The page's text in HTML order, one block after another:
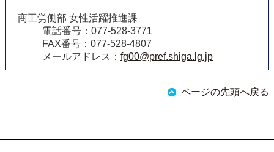
商工労働部 女性活躍推進課
電話番号：077-528-3771
FAX番号：077-528-4807
メールアドレス： fg00@pref.shiga.lg.jp
ページの先頭へ戻る